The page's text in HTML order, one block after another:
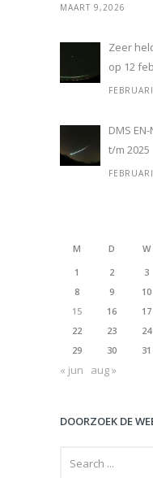
MAART 9,2026
Zeer
op 12
DMS
t/m 2025
M D W
1
2 3
8
9 10
15
16 17
22
23 24
29
30 31
« jun aug »
DOORZOEK DE